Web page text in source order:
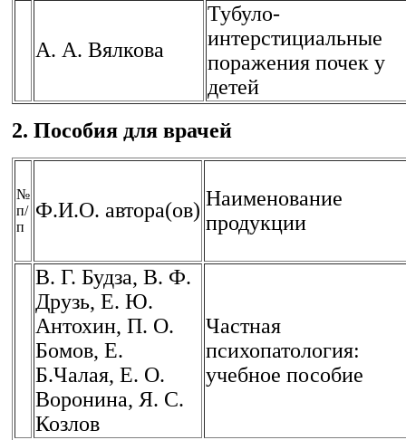
А. А. Вялкова
Тубуло-
интерстициальные
поражения почек у
детей
2. Пособия для врачей
№
п/
п
Ф.И.О. автора(ов) Наименование
продукции
В. Г. Будза, В. Ф.
Друзь, Е. Ю.
Антохин, П. О.
Бомов, Е.
Б.Чалая, Е. О.
Воронина, Я. С.
Козлов
Частная
психопатология:
учебное пособие